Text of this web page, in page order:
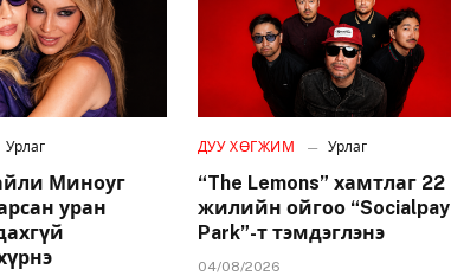
Урлаг
Миноуг
уран
ДУУ ХӨГЖИМ Урлаг
“The Lemons” хамтлаг 22
жилийн ойгоо “Socialpay
Park”-т тэмдэглэнэ
04/08/2026